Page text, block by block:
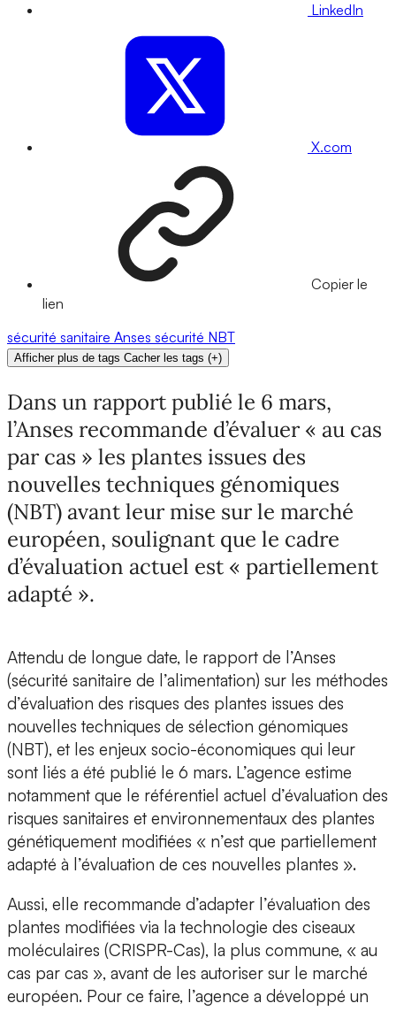
LinkedIn
X.com
Copier le
lien
sécurité sanitaire Anses sécurité NBT
Afficher plus de tags Cacher les tags (+)
Dans un rapport publié le 6 mars,
l’Anses recommande d’évaluer « au cas
par cas » les plantes issues des
nouvelles techniques génomiques
(NBT) avant leur mise sur le marché
européen, soulignant que le cadre
d’évaluation actuel est « partiellement
adapté ».
Attendu de longue date, le rapport de l’Anses
(sécurité sanitaire de l’alimentation) sur les méthodes
d’évaluation des risques des plantes issues des
nouvelles techniques de sélection génomiques
(NBT), et les enjeux socio-économiques qui leur
sont liés a été publié le 6 mars. L’agence estime
notamment que le référentiel actuel d’évaluation des
risques sanitaires et environnementaux des plantes
génétiquement modifiées « n’est que partiellement
adapté à l’évaluation de ces nouvelles plantes ».
Aussi, elle recommande d’adapter l’évaluation des
plantes modifiées via la technologie des ciseaux
moléculaires (CRISPR-Cas), la plus commune, « au
cas par cas », avant de les autoriser sur le marché
européen. Pour ce faire, l’agence a développé un